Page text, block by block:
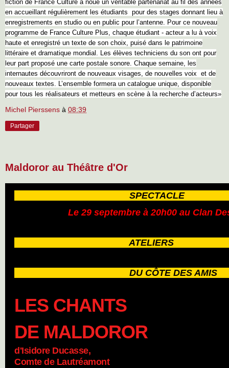
fiction de France Culture a noué un véritable partenariat au fil des années
en accueillant régulièrement les étudiants pour des stages donnant lieu à
enregistrements en studio ou en public pour l’antenne. Pour ce nouveau
programme de France Culture Plus, chaque étudiant - acteur a lu à voix
haute et enregistré un texte de son choix, puisé dans le patrimoine
littéraire et dramatique mondial. Les élèves techniciens du son ont pour
leur part proposé une carte postale sonore. Chaque semaine, les
internautes découvriront de nouveaux visages, de nouvelles voix et de
nouveaux textes. L’ensemble formera un catalogue unique, disponible
pour tous les réalisateurs et metteurs en scène à la recherche d’acteurs»
Michel Pierssens à 08:39
Partager
Maldoror au Théâtre d'Or
Le 29 septembre à 20h00 au Clan
DU CÔTE DES
LES CHANTS
DE MALDOROR
d'Isidore Ducasse,
Comte de Lautréamont